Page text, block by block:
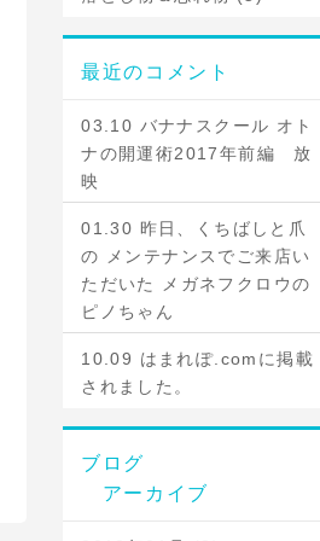
最近のコメント
03.10 バナナスクール オト
ナの開運術2017年前編 放
映
01.30 昨日、くちばしと爪
の メンテナンスでご来店い
ただいた メガネフクロウの
ピノちゃん
10.09 はまれぽ.comに掲載
されました。
ブログ
アーカイブ